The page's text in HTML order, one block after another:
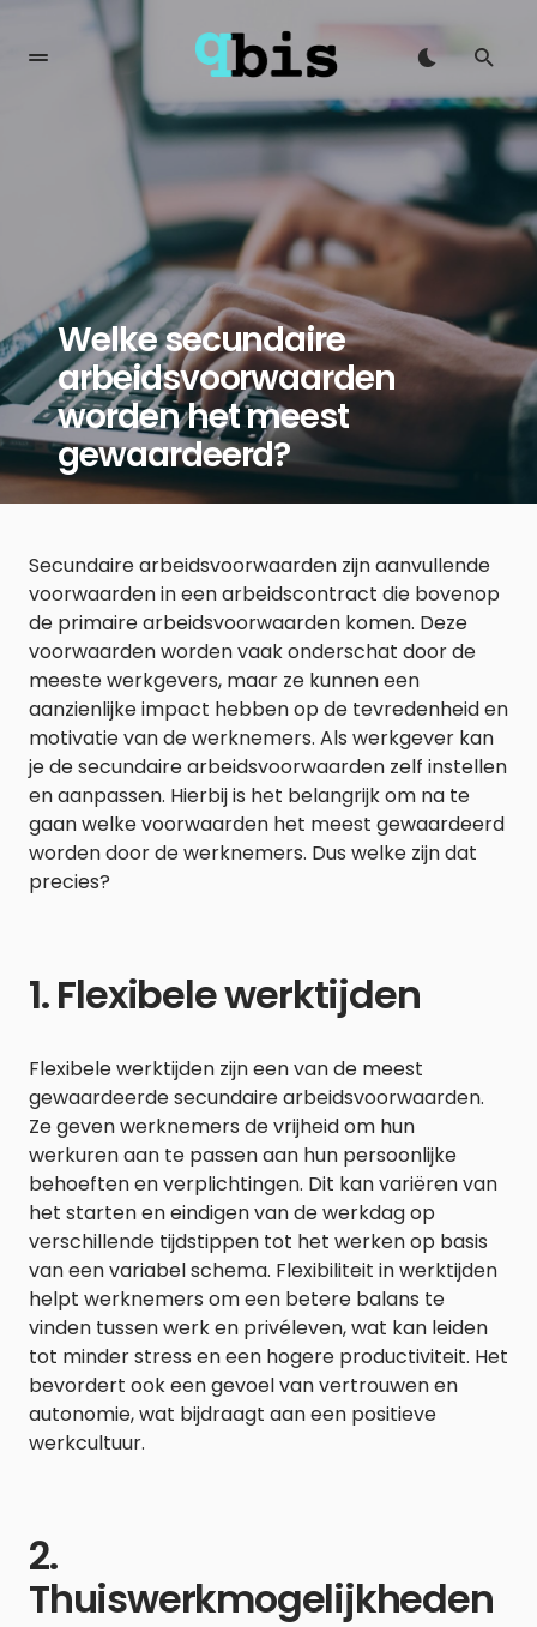
Welke secundaire
arbeidsvoorwaarden
worden het meest
gewaardeerd?
Secundaire arbeidsvoorwaarden zijn aanvullende
voorwaarden in een arbeidscontract die bovenop
de primaire arbeidsvoorwaarden komen. Deze
voorwaarden worden vaak onderschat door de
meeste werkgevers, maar ze kunnen een
aanzienlijke impact hebben op de tevredenheid en
motivatie van de werknemers. Als werkgever kan
je de secundaire arbeidsvoorwaarden zelf instellen
en aanpassen. Hierbij is het belangrijk om na te
gaan welke voorwaarden het meest gewaardeerd
worden door de werknemers. Dus welke zijn dat
precies?
1. Flexibele werktijden
Flexibele werktijden zijn een van de meest
gewaardeerde secundaire arbeidsvoorwaarden.
Ze geven werknemers de vrijheid om hun
werkuren aan te passen aan hun persoonlijke
behoeften en verplichtingen. Dit kan variëren van
het starten en eindigen van de werkdag op
verschillende tijdstippen tot het werken op basis
van een variabel schema. Flexibiliteit in werktijden
helpt werknemers om een betere balans te
vinden tussen werk en privéleven, wat kan leiden
tot minder stress en een hogere productiviteit. Het
bevordert ook een gevoel van vertrouwen en
autonomie, wat bijdraagt aan een positieve
werkcultuur.
2.
Thuiswerkmogelijkheden